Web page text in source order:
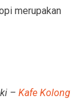
merupakan
– Kafe Kolong